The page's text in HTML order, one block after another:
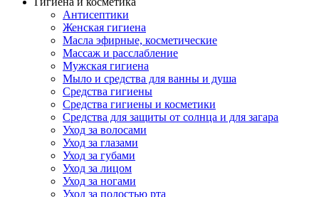
Антисептики
Женская гигиена
Масла эфирные, косметические
Массаж и расслабление
Мужская гигиена
Мыло и средства для ванны и душа
Средства гигиены
Средства гигиены и косметики
Средства для защиты от солнца и для загара
Уход за волосами
Уход за глазами
Уход за губами
Уход за лицом
Уход за ногами
Уход за полостью рта